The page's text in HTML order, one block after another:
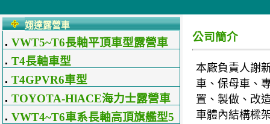
翊達露營車
VWT5~T6長軸平頂車型露營車
配置
T4長軸車型
T4GPVR6車型
TOYOTA-HlACE海力士露營車
改裝配置
VWT4~T6車系長軸高頂旗艦型5
公司簡介
本廠負責人謝
車、保母車、
置、製做、改
車體內結構樑